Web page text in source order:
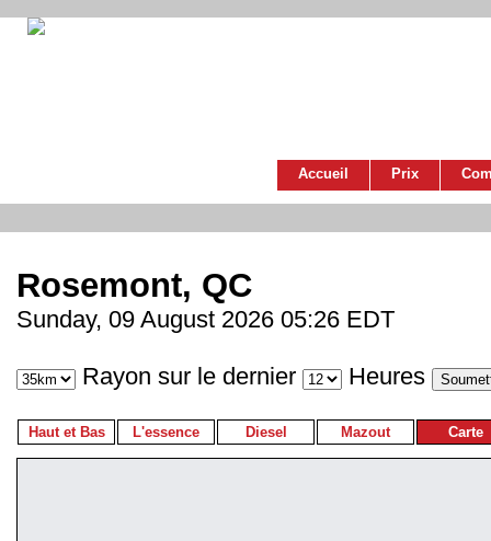
Accueil Prix
Rosemont, QC
Sunday, 09 August 2026 05:26 EDT
Rayon sur le dernier Heures
Haut et Bas L'essence Diesel Mazout Carte